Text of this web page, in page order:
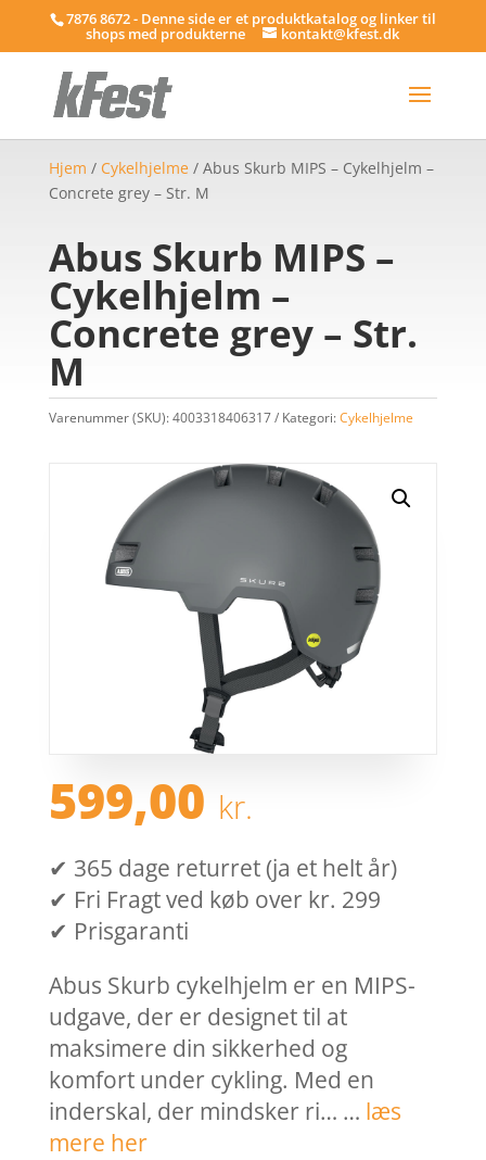
7876 8672 - Denne side er et produktkatalog og linker til
shops med produkterne kontakt@kfest.dk
Hjem / Cykelhjelme / Abus Skurb MIPS – Cykelhjelm –
Concrete grey – Str. M
Abus Skurb MIPS –
Cykelhjelm –
Concrete grey – Str.
M
Varenummer (SKU):4003318406317 Kategori:Cykelhjelme
599,00 kr.
✔ 365 dage returret (ja et helt år)
✔ Fri Fragt ved køb over kr. 299
✔ Prisgaranti
Abus Skurb cykelhjelm er en MIPS-
udgave, der er designet til at
maksimere din sikkerhed og
komfort under cykling. Med en
inderskal, der mindsker ri… … læs
mere her